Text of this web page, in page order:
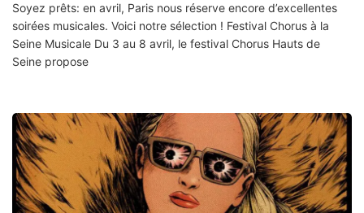
Soyez prêts: en avril, Paris nous réserve encore d’excellentes
soirées musicales. Voici notre sélection ! Festival Chorus à la
Seine Musicale Du 3 au 8 avril, le festival Chorus Hauts de
Seine propose